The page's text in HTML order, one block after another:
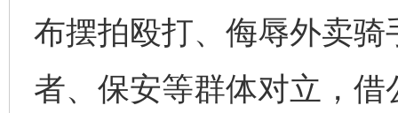
布摆拍殴打、侮辱外卖
者、保安等群体对立，